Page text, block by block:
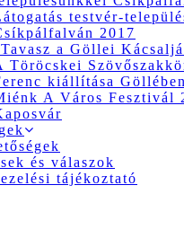
testvér-
2017
a Göllei
Töröcskei
kiállítása Göllében
A Város Fesztivál
és válaszok
tájékoztató